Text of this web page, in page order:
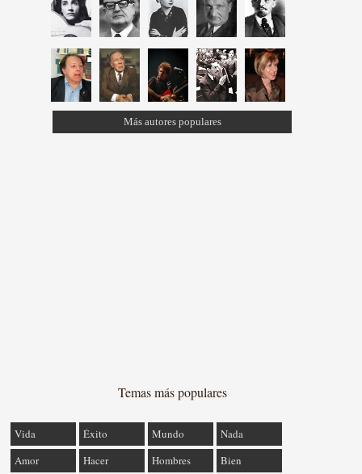
Más autores populares
Temas más populares
Vida Éxito Mundo
Nada
Amor
Hacer Hombres Bien